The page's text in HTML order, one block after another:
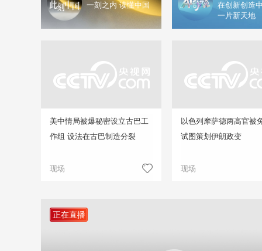
一刻之内 读懂中国
在创新创造
一片新天地
美中情局被爆秘密设立古巴工
作组 设法在古巴制造分裂
现场
以色列摩萨德两高官被
试图策划伊朗政变
现场
正在直播